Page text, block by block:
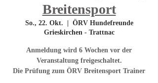
Breitensport
So., 22. Okt.
ÖRV Hundefreunde
Grieskirchen - Trattnac
Anmeldung wird 6 Wochen vor der
Veranstaltung freigeschaltet.
Die Prüfung zum ÖRV Breitensport Trainer